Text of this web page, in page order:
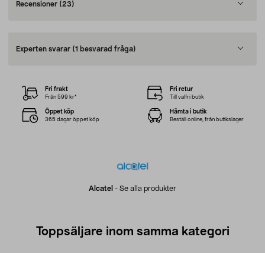
Recensioner (23)
Experten svarar (1 besvarad fråga)
Alcatel - Se alla produkter
Fri frakt
Från 599 kr*
Fri retur
Till valfri butik
Öppet köp
365 dagar öppet köp
Hämta i butik
Beställ online, från butikslager
Toppsäljare inom samma kategori